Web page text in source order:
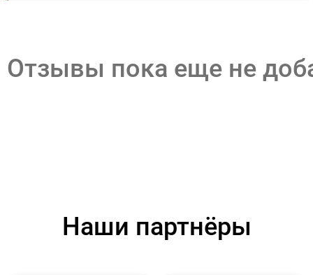
Отзывы пока еще не
Наши партнёры